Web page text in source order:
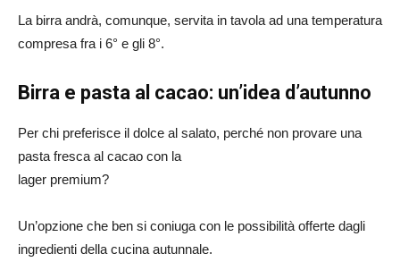
La birra andrà, comunque, servita in tavola ad una temperatura
compresa fra i 6° e gli 8°.
Birra e pasta al cacao: un’idea d’autunno
Per chi preferisce il dolce al salato, perché non provare una
pasta fresca al cacao con la
lager premium?
Un’opzione che ben si coniuga con le possibilità offerte dagli
ingredienti della cucina autunnale.